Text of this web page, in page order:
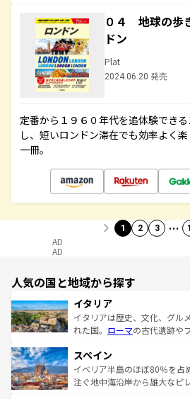
０４ 地球の
ドン
Plat
2024.06.20 発売
定番から１９６０年代を追体験でき
し、短いロンドン滞在でも効率よく
一冊。
1 2 3 …
AD
AD
人気の国と地域から探す
イタリア
イタリアは歴史、文化、グル
れた国。 ローマの古代遺跡や
ろん、トスカーナの美しい田
景など、自然景観も見逃せな
ピザやパスタなど、絶品のイ
スペイン
イベリア半島のほぼ80％を占
注ぐ地中海沿岸から雄大なピ